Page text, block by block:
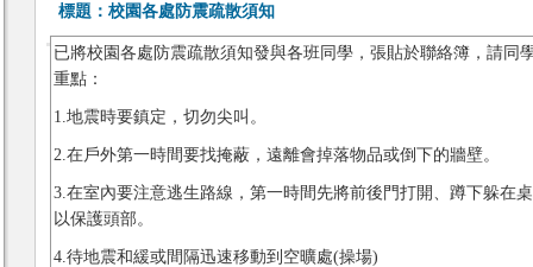
標題：校園各處防震疏散須知
已將校園各處防震疏散須知發與各班同學，張貼於聯絡簿，請同
重點：
1.地震時要鎮定，切勿尖叫。
2.在戶外第一時間要找掩蔽，遠離會掉落物品或倒下的牆壁。
3.在室內要注意逃生路線，第一時間先將前後門打開、蹲下躲在
以保護頭部。
4.待地震和緩或間隔迅速移動到空曠處(操場)